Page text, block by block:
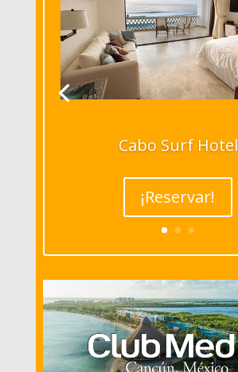
Cabo Surf Hotel
¡Reservar!